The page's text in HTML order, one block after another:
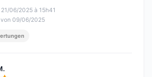
06/2025 à 15h41
09/06/2025